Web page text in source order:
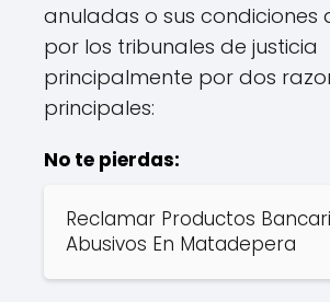
anuladas o sus condiciones
por los tribunales de justicia
principalmente por dos
principales:
No te pierdas:
Reclamar Productos
Abusivos En Matadepera